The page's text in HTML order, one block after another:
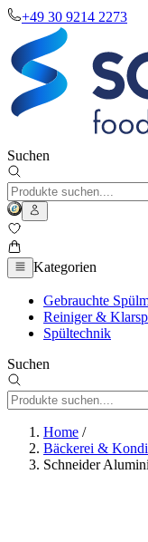
+49 30 9214 2273
Suchen
Kategorien
Gebrauchte
Reiniger &
Spültechnik
Suchen
Home /
Bäckerei &
Schneider